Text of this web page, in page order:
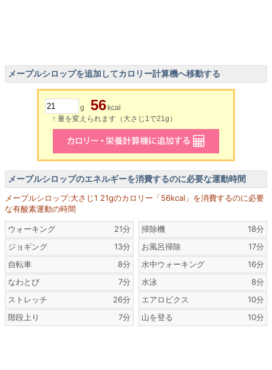
メープルシロップを追加してカロリー計算機へ移動する
g 56 kcal
↑ 量を変えられます（大さじ1で21g）
メープルシロップのエネルギーを消費するのに必要な運動時間
メープルシロップ:大さじ1 21gのカロリー「56kcal」を消費するのに必要
な有酸素運動の時間
ウォーキング
21分
ジョギング
13分
自転車
8分
なわとび
7分
ストレッチ
26分
階段上り
7分
掃除機
18分
お風呂掃除
17分
水中ウォーキング
16分
水泳
8分
エアロビクス
10分
山を登る
10分